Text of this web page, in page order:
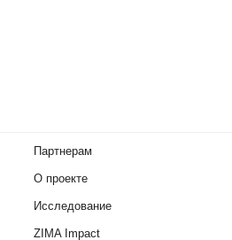
Партнерам
О проекте
Исследование
ZIMA Impact